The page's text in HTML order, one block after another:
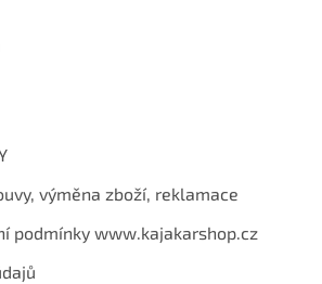
výměna zboží, reklamace
podmínky www.kajakarshop.cz